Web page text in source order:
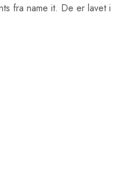
fra name it. De er lavet i